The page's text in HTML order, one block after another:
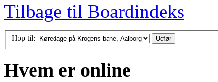
Tilbage til Boardindeks
Hop til:
Hvem er online